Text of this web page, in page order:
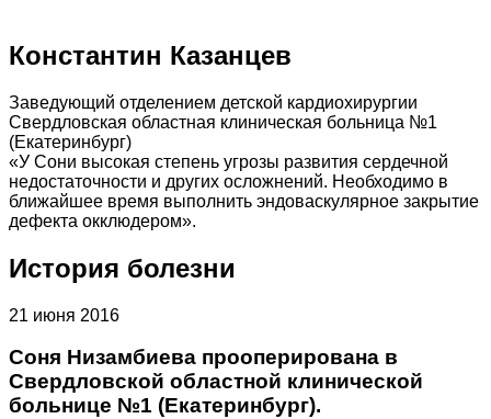
Константин Казанцев
Заведующий отделением детской кардиохирургии
Свердловская областная клиническая больница №1
(Екатеринбург)
«У Сони высокая степень угрозы развития сердечной
недостаточности и других осложнений. Необходимо в
ближайшее время выполнить эндоваскулярное закрытие
дефекта окклюдером».
История болезни
21 июня 2016
Соня Низамбиева прооперирована в
Свердловской областной клинической
больнице №1 (Екатеринбург).